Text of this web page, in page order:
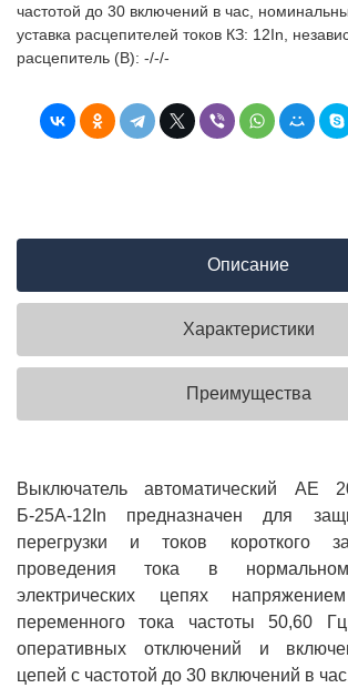
частотой до 30 включений в час,
уставка расцепителей токов КЗ: 12In,
расцепитель (В): -/-/-
Описание
Характеристики
Преимущества
Выключатель автоматический АЕ
Б-25А-12In предназначен для
перегрузки и токов короткого
проведения тока в
электрических цепях
переменного тока частоты 50,60
оперативных отключений и
цепей с частотой до 30 включений в